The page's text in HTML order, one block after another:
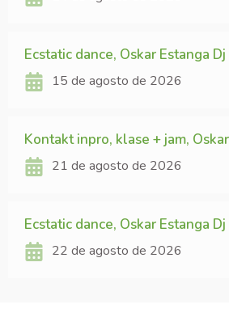
Ecstatic dance, Oskar Estanga Dj
15 de agosto de 2026
Kontakt inpro, klase + jam,
21 de agosto de 2026
Ecstatic dance, Oskar Estanga Dj
22 de agosto de 2026